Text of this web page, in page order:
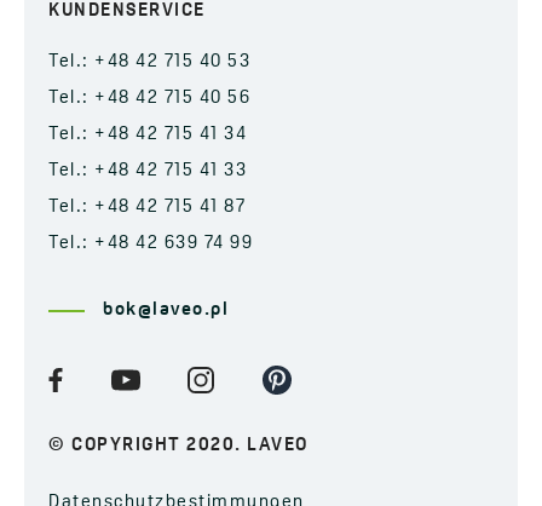
KUNDENSERVICE
Tel.: +48 42 715 40 53
Tel.: +48 42 715 40 56
Tel.: +48 42 715 41 34
Tel.: +48 42 715 41 33
Tel.: +48 42 715 41 87
Tel.: +48 42 639 74 99
bok@laveo.pl
© COPYRIGHT 2020. LAVEO